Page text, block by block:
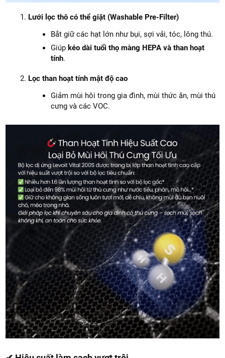
Lưới lọc thô có thể giặt (Washable Pre-Filter)
Bắt giữ các hạt lớn như bụi, sợi vải, tóc, lông thú.
Giúp kéo dài tuổi thọ màng HEPA và than hoạt
tính.
Lọc than hoạt tính mật độ cao
Giảm mùi hôi trong gia đình, mùi thức ăn, mùi thú
cưng và các VOC.